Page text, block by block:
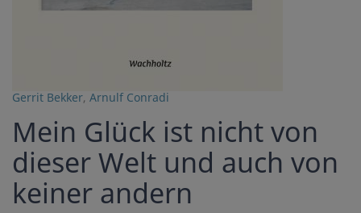
Gerrit Bekker, Arnulf Conradi
Mein Glück ist nicht von
dieser Welt und auch von
keiner andern